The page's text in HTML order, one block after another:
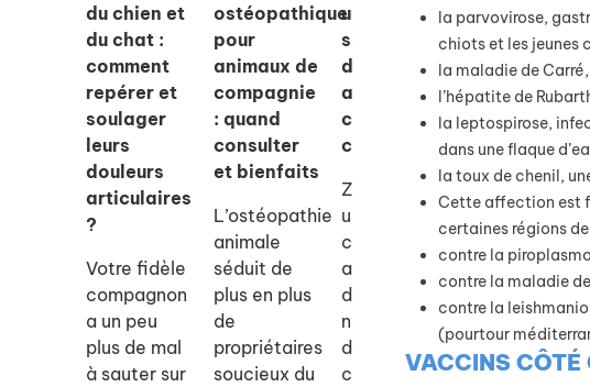
du chien et
du chat :
comment
repérer et
soulager
leurs
douleurs
articulaires
?
Votre fidèle
compagnon
a un peu
plus de mal
à sauter sur
ostéopathique
pour
animaux de
compagnie
: quand
consulter
et bienfaits
L’ostéopathie
animale
séduit de
plus en plus
de
propriétaires
soucieux du
une
solution
douce pour
apaiser
chiens et
chats
Zylkene est
un
complément
alimentaire
d’origine
naturelle
destiné aux
chiens et
sont les
races de
chien les
plus
adaptées à
la vie en
appartement
?
Découvrez
quelles
s’adaptent
le mieux à la
la parvovirose,
chiots et les jeunes
la maladie de
l’hépatite de
la leptospirose,
dans une flaque
la toux de chenil,
Cette affection est
certaines régions
contre la
contre la maladie
contre la
(pourtour
VACCINS CÔTÉ